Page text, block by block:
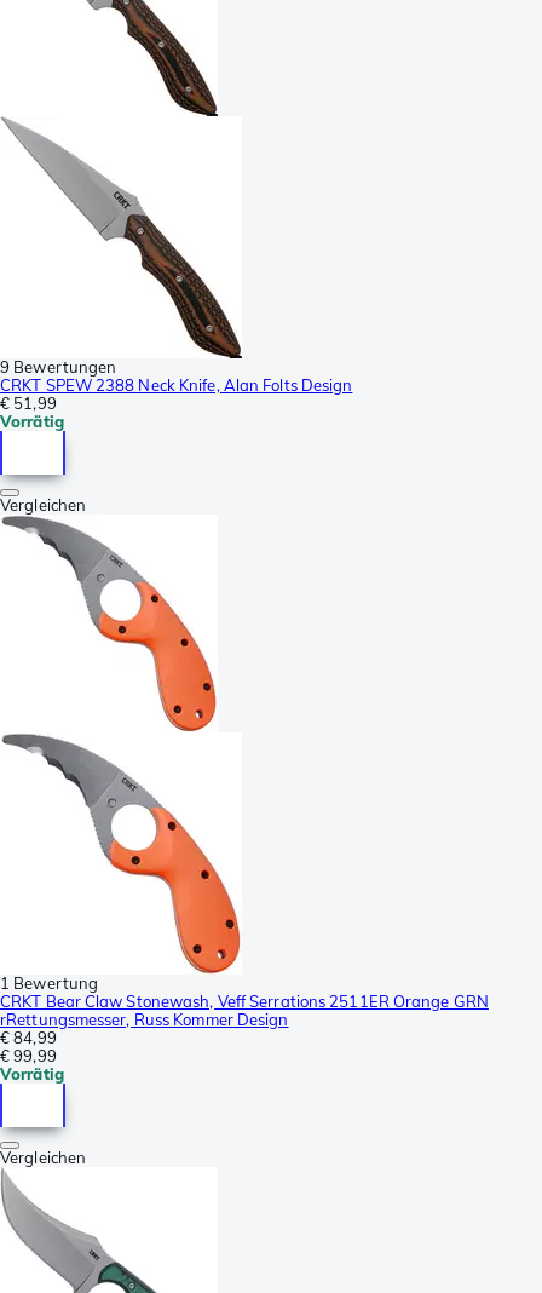
9 Bewertungen
CRKT SPEW 2388 Neck Knife, Alan Folts Design
€ 51,99
Vorrätig
Vergleichen
1 Bewertung
CRKT Bear Claw Stonewash, Veff Serrations 2511ER Orange GRN
rRettungsmesser, Russ Kommer Design
€ 84,99
€ 99,99
Vorrätig
Vergleichen